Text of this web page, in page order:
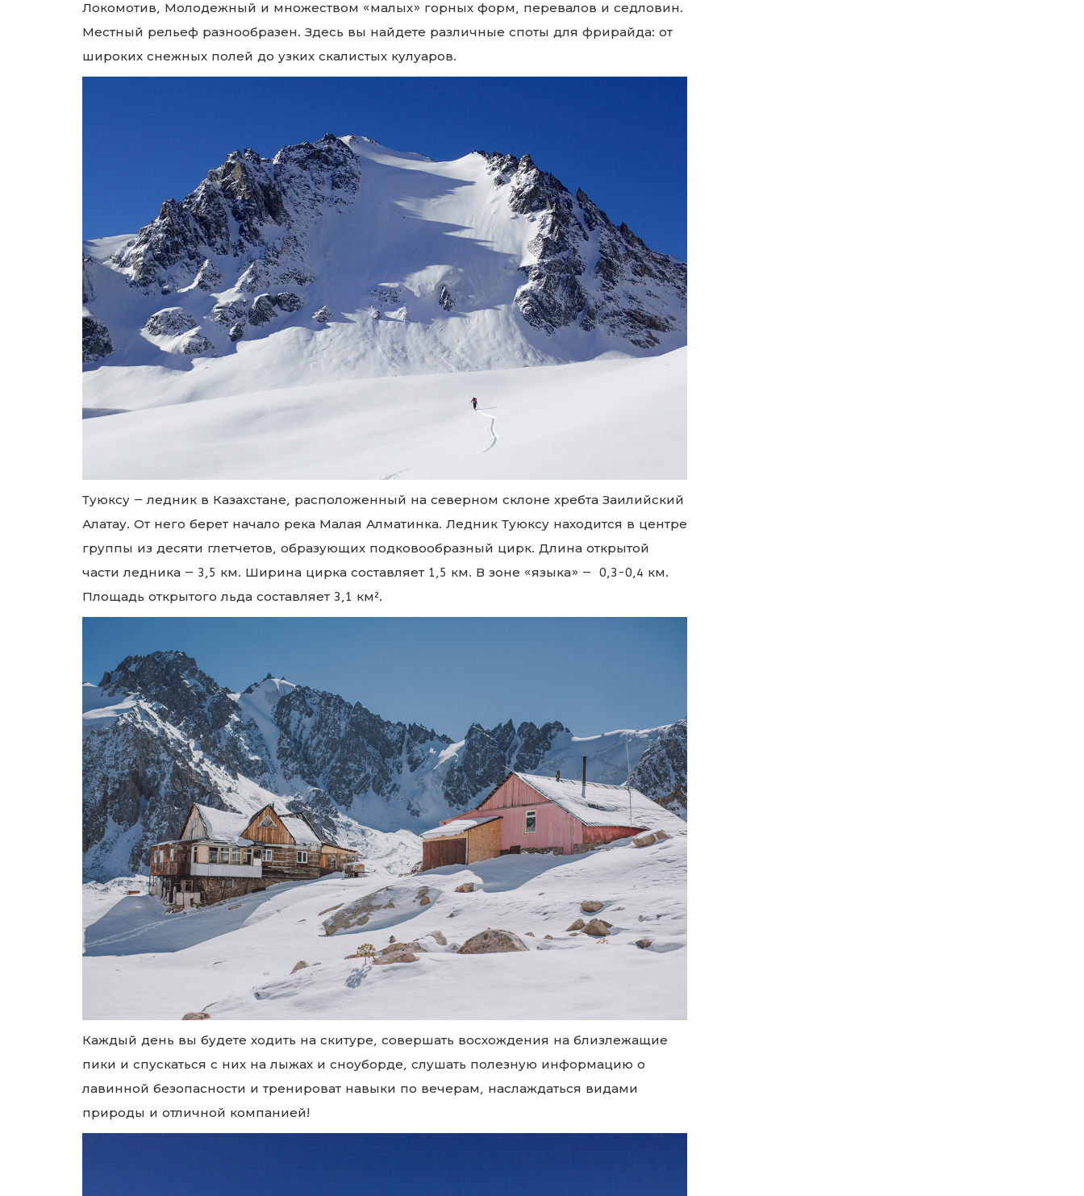
Локомотив, Молодежный и множеством «малых» горных форм, перевалов и седловин.
Местный рельеф разнообразен. Здесь вы найдете различные споты для фрирайда: от
широких снежных полей до узких скалистых кулуаров.
Туюксу — ледник в Казахстане, расположенный на северном склоне хребта Заилийский
Алатау. От него берет начало река Малая Алматинка. Ледник Туюксу находится в центре
группы из десяти глетчетов, образующих подковообразный цирк. Длина открытой
части ледника — 3,5 км. Ширина цирка составляет 1,5 км. В зоне «языка» — 0,3-0,4 км.
Площадь открытого льда составляет 3,1 км².
Каждый день вы будете ходить на скитуре, совершать восхождения на близлежащие
пики и спускаться с них на лыжах и сноуборде, слушать полезную информацию о
лавинной безопасности и тренироват навыки по вечерам, наслаждаться видами
природы и отличной компанией!